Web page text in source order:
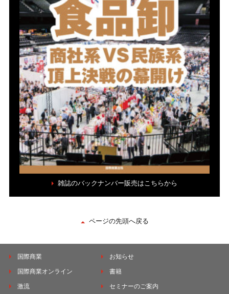
雑誌のバックナンバー販売はこちらから
ページの先頭へ戻る
国際商業
国際商業オンライン
激流
お知らせ
書籍
セミナーのご案内